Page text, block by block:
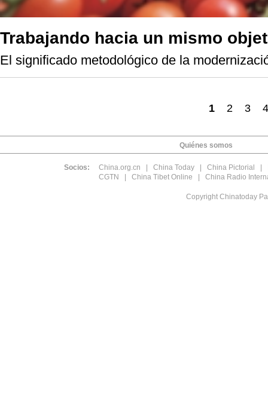
Trabajando hacia un mismo
El significado metodológico de la
1 2 3 4
Quiénes somos
Socios: China.org.cn China Today| China Pictorial
CGTN
China Tibet Online China Radio
Copyright Chinatoday